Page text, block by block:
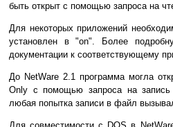
быть открыт с помощью запроса на
Для некоторых приложений
установлен в "on". Более
документации к соответствующему
До NetWare 2.1 программа могла
Only с помощью запроса на запись
любая попытка записи в файл